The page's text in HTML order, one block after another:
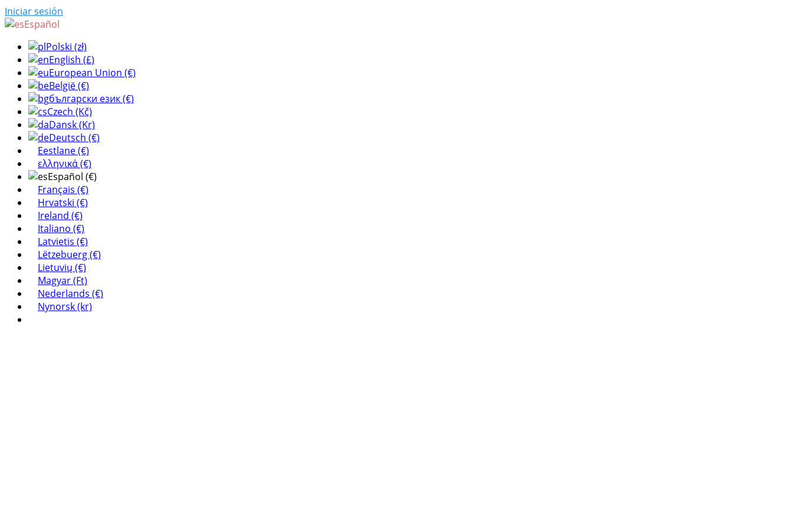
Iniciar sesión
Español
Polski (zł)
English (£)
European Union (€)
België (€)
български език (€)
Czech (Kč)
Dansk (Kr)
Deutsch (€)
Eestlane (€)
ελληνικά (€)
Español (€)
Français (€)
Hrvatski (€)
Ireland (€)
Italiano (€)
Latvietis (€)
Lëtzebuerg (€)
Lietuvių (€)
Magyar (Ft)
Nederlands (€)
Nynorsk (kr)